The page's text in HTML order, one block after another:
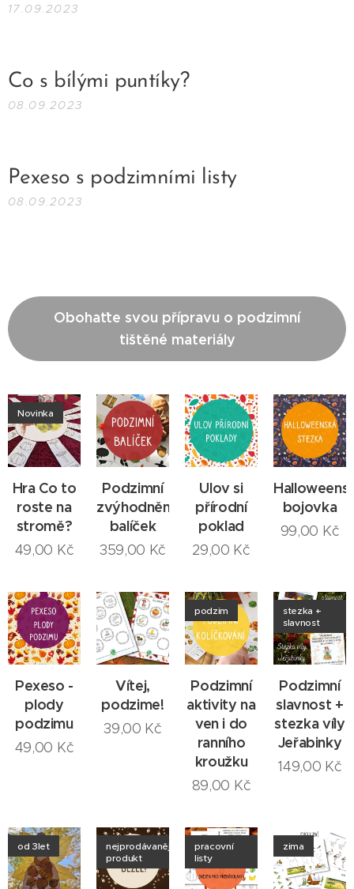
17.09.2023
Co s bílými puntíky?
08.09.2023
Pexeso s podzimními listy
08.09.2023
Obohaťte svou přípravu o podzimní
tištěné materiály
Hra Co to
roste na
stromě?
Novinka
49,00 Kč
Podzimní
zvýhodněný
balíček
359,00 Kč
Ulov si
přírodní
poklad
29,00 Kč
bojovka
99,00 Kč
Pexeso -
plody
podzimu
49,00 Kč
Vítej,
podzime!
39,00 Kč
Podzimní
aktivity na
ven i do
ranního
kroužku
podzim
89,00 Kč
Podzimní
slavnost +
stezka víly
Jeřabinky
stezka +
slavnost
149,00 Kč
od 3let
nejprodávanější
produkt
pracovní
listy
zima